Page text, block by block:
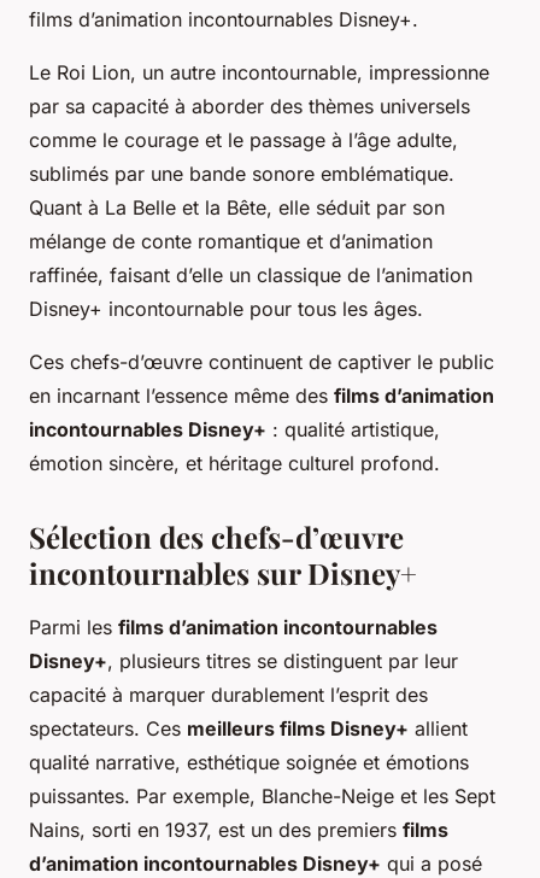
films d’animation incontournables Disney+.
Le Roi Lion, un autre incontournable, impressionne
par sa capacité à aborder des thèmes universels
comme le courage et le passage à l’âge adulte,
sublimés par une bande sonore emblématique.
Quant à La Belle et la Bête, elle séduit par son
mélange de conte romantique et d’animation
raffinée, faisant d’elle un classique de l’animation
Disney+ incontournable pour tous les âges.
Ces chefs-d’œuvre continuent de captiver le public
en incarnant l’essence même des films d’animation
incontournables Disney+ : qualité artistique,
émotion sincère, et héritage culturel profond.
Sélection des chefs-d’œuvre
incontournables sur Disney+
Parmi les films d’animation incontournables
Disney+, plusieurs titres se distinguent par leur
capacité à marquer durablement l’esprit des
spectateurs. Ces meilleurs films Disney+ allient
qualité narrative, esthétique soignée et émotions
puissantes. Par exemple, Blanche-Neige et les Sept
Nains, sorti en 1937, est un des premiers films
d’animation incontournables Disney+ qui a posé